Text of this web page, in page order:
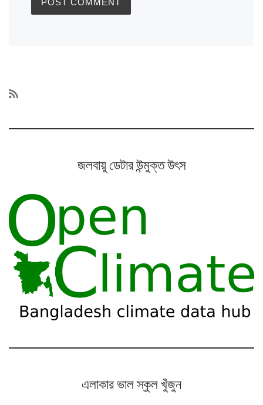
জলবায়ু ডেটার উন্মুক্ত উৎস
এলাকার ভাল স্কুল খুঁজুন